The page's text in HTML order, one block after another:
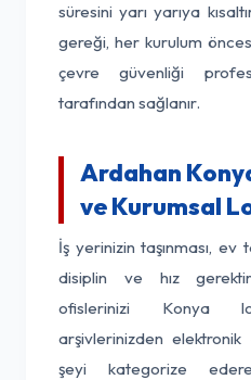
süresini yarı yarıya
gereği, her kurulum
çevre güvenliği
tarafından sağlanır.
Ardahan
ve Kurumsal
İş yerinizin taşınması, ev
disiplin ve hız
ofislerinizi Konya
arşivlerinizden elektronik
şeyi kategorize